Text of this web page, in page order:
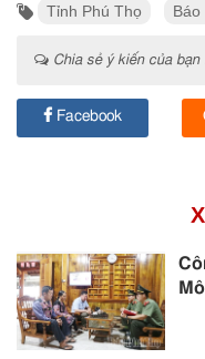
Tỉnh Phú Thọ Báo
Chia sẻ ý kiến của bạn
Facebook